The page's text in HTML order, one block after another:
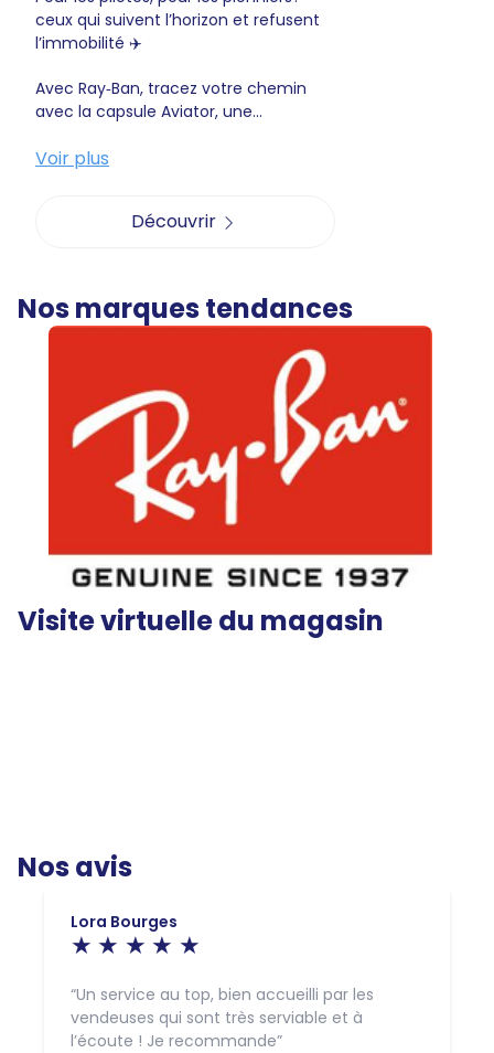
ceux qui suivent l’horizon et refusent
l’immobilité ✈️
Avec Ray‑Ban, tracez votre chemin
avec la capsule Aviator, une...
Voir plus
Découvrir
Nos marques tendances
Visite virtuelle du magasin
Nos avis
Lora Bourges
Un service au top, bien accueilli par les
vendeuses qui sont très serviable et à
l’écoute ! Je recommande